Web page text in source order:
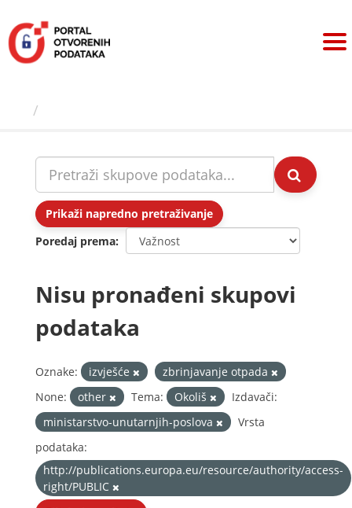
sadržaj
Prikaži napredno pretraživanje
Poredaj prema
Nisu pronađeni skupovi
podataka
Oznake: izvješće
zbrinjavanje otpada
None:
other Tema: Okoliš
Izdavači:
ministarstvo-unutarnjih-poslova
Vrsta
podataka:
http://publications.europa.eu/resource/authority/access-
right/PUBLIC